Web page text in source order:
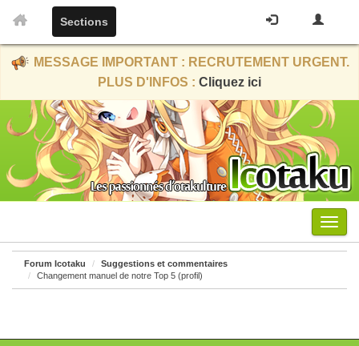
Sections
MESSAGE IMPORTANT : RECRUTEMENT URGENT.
PLUS D'INFOS : Cliquez ici
Menu
Forum Icotaku
Suggestions et commentaires
Changement manuel de notre Top 5 (profil)